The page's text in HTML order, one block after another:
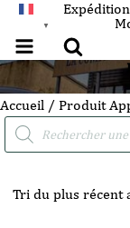
▼
Accueil / Produit
Recherche